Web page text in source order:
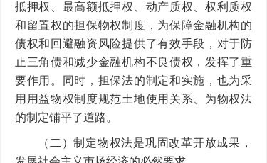
抵押权、最高额抵押权、动产质权、权利质权
和留置权的担保物权制度，为保障金融机构的
债权和回避融资风险提供了有效手段，对于防
止三角债和减少金融机构不良债权，发挥了重
要作用。同时，担保法的制定和实施，也为采
用用益物权制度规范土地使用关系、为物权法
的制定铺平了道路。
（二）制定物权法是巩固改革开放成果，